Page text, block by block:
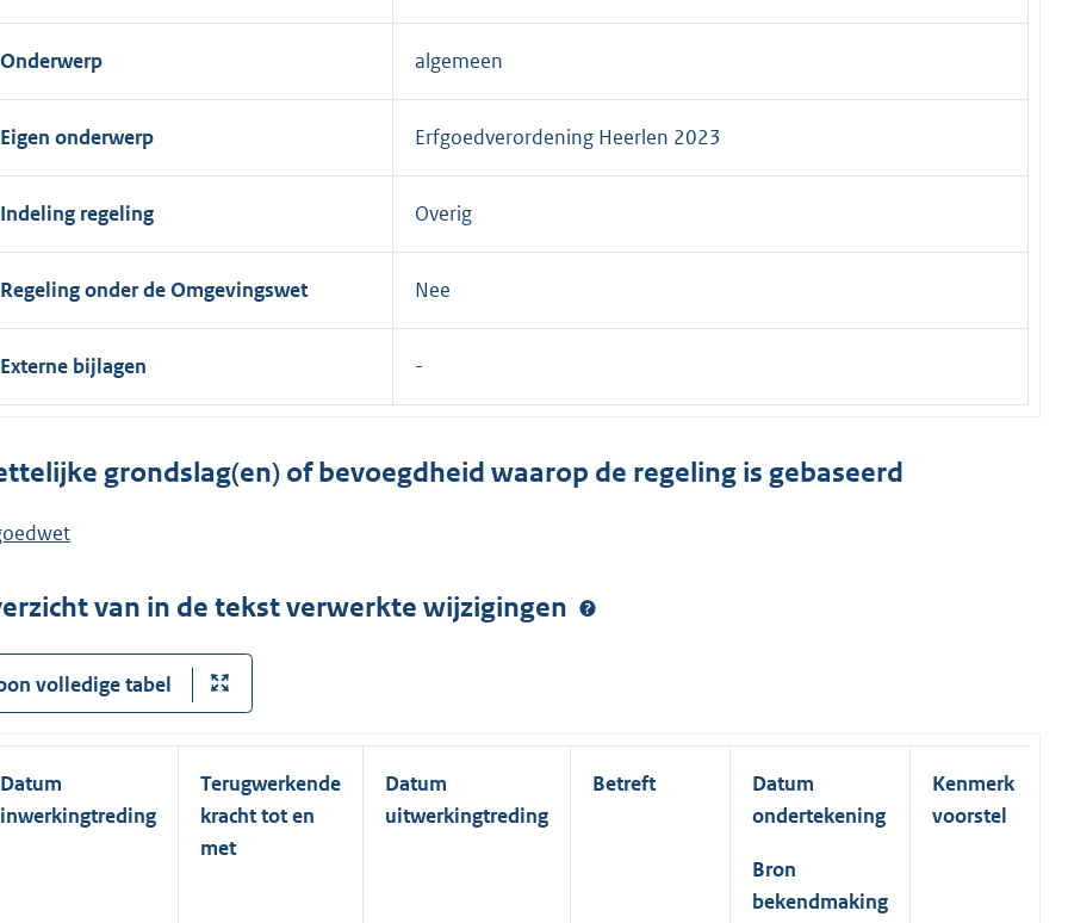
Onderwerp algemeen
Eigen onderwerp Erfgoedverordening Heerlen 2023
Indeling regeling Overig
Regeling onder de Omgevingswet Nee
Externe bijlagen
grondslag(en) of bevoegdheid waarop de regeling is gebaseerd
van in de tekst verwerkte wijzigingen
volledige tabel
Datum
inwerkingtreding
Terugwerkende
kracht tot en
met
Datum
uitwerkingtreding
Betreft
Datum
ondertekening
Bron
bekendmaking
Kenmerk
voorstel